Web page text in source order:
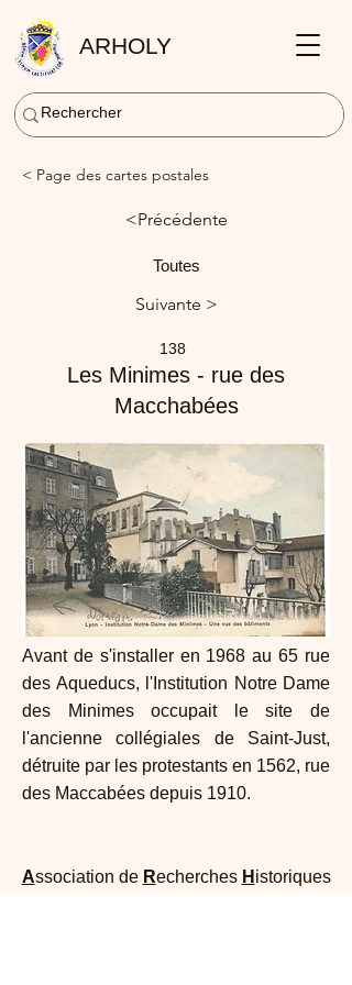
ARHOLY
< Page des cartes postales
<Précédente
Toutes
Suivante >
138
Les Minimes - rue des
Macchabées
Avant de s'installer en 1968 au 65 rue
des Aqueducs, l'Institution Notre Dame
des Minimes occupait le site de
l'ancienne collégiales de Saint-Just,
détruite par les protestants en 1562, rue
des Maccabées depuis 1910.
Association de Recherches H istoriques